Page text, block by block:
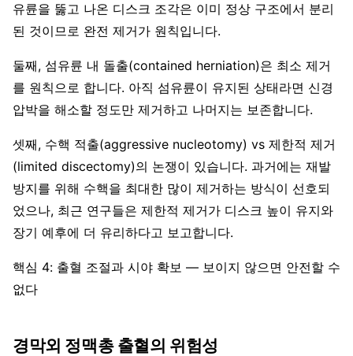
유륜을 뚫고 나온 디스크 조각은 이미 정상 구조에서 분리
된 것이므로 완전 제거가 원칙입니다.
둘째, 섬유륜 내 돌출(contained herniation)은 최소 제거
를 원칙으로 합니다. 아직 섬유륜이 유지된 상태라면 신경
압박을 해소할 정도만 제거하고 나머지는 보존합니다.
셋째, 수핵 적출(aggressive nucleotomy) vs 제한적 제거
(limited discectomy)의 논쟁이 있습니다. 과거에는 재발
방지를 위해 수핵을 최대한 많이 제거하는 방식이 선호되
었으나, 최근 연구들은 제한적 제거가 디스크 높이 유지와
장기 예후에 더 유리하다고 보고합니다.
핵심 4: 출혈 조절과 시야 확보 — 보이지 않으면 안전할 수
없다
경막외 정맥총 출혈의 위험성